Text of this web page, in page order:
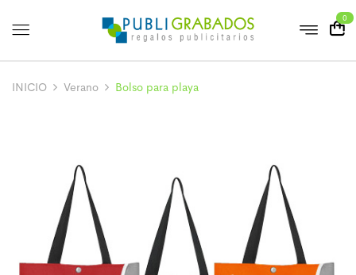
0
INICIO Verano Bolso para playa